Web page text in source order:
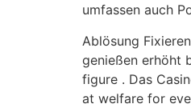
umfassen auch
Ablösung
genießen erhöht
figure . Das
at welfare for